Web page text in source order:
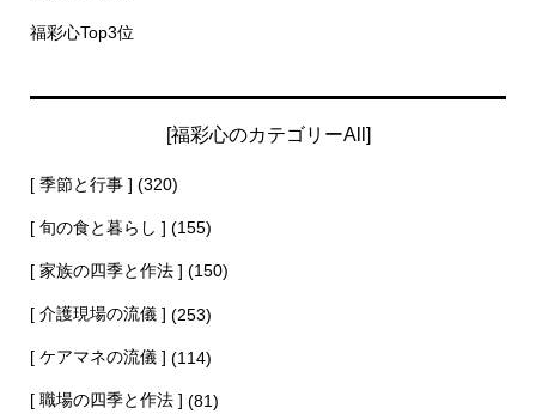
福彩心Top3位
[福彩心のカテゴリーAll]
[ 季節と行事 ] (320)
[ 旬の食と暮らし ] (155)
[ 家族の四季と作法 ] (150)
[ 介護現場の流儀 ] (253)
[ ケアマネの流儀 ] (114)
[ 職場の四季と作法 ] (81)